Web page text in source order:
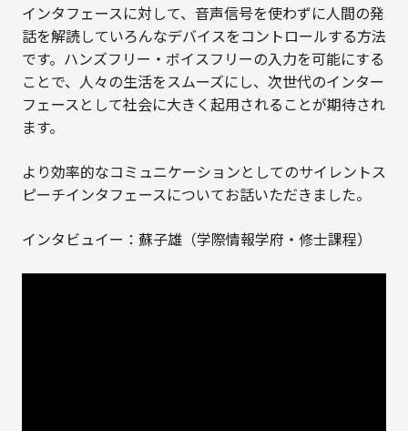
インタフェースに対して、音声信号を使わずに人間の発
話を解読していろんなデバイスをコントロールする方法
です。ハンズフリー・ボイスフリーの入力を可能にする
ことで、人々の生活をスムーズにし、次世代のインター
フェースとして社会に大きく起用されることが期待され
ます。
より効率的なコミュニケーションとしてのサイレントス
ピーチインタフェースについてお話いただきました。
インタビュイー：蘇子雄（学際情報学府・修士課程）